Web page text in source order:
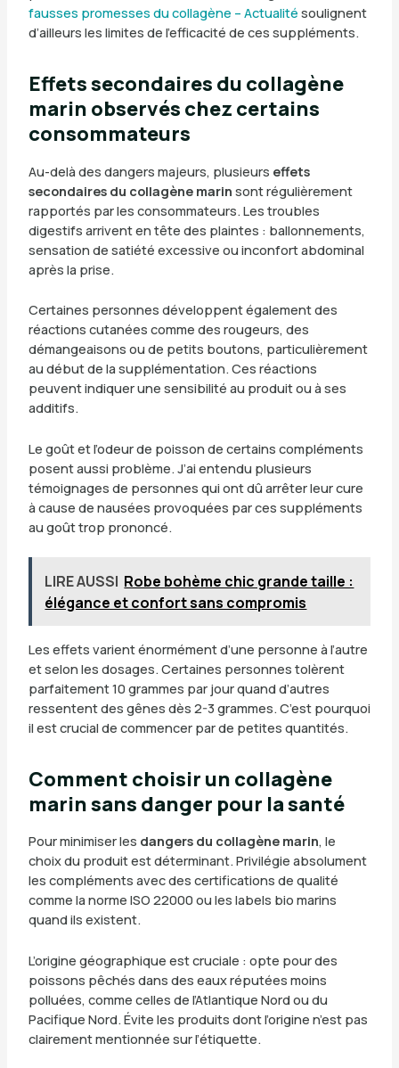
fausses promesses du collagène – Actualité soulignent
d’ailleurs les limites de l’efficacité de ces suppléments.
Effets secondaires du collagène
marin observés chez certains
consommateurs
Au-delà des dangers majeurs, plusieurs effets
secondaires du collagène marin sont régulièrement
rapportés par les consommateurs. Les troubles
digestifs arrivent en tête des plaintes : ballonnements,
sensation de satiété excessive ou inconfort abdominal
après la prise.
Certaines personnes développent également des
réactions cutanées comme des rougeurs, des
démangeaisons ou de petits boutons, particulièrement
au début de la supplémentation. Ces réactions
peuvent indiquer une sensibilité au produit ou à ses
additifs.
Le goût et l’odeur de poisson de certains compléments
posent aussi problème. J’ai entendu plusieurs
témoignages de personnes qui ont dû arrêter leur cure
à cause de nausées provoquées par ces suppléments
au goût trop prononcé.
LIRE AUSSI Robe bohème chic grande taille :
élégance et confort sans compromis
Les effets varient énormément d’une personne à l’autre
et selon les dosages. Certaines personnes tolèrent
parfaitement 10 grammes par jour quand d’autres
ressentent des gênes dès 2-3 grammes. C’est pourquoi
il est crucial de commencer par de petites quantités.
Comment choisir un collagène
marin sans danger pour la santé
Pour minimiser les dangers du collagène marin, le
choix du produit est déterminant. Privilégie absolument
les compléments avec des certifications de qualité
comme la norme ISO 22000 ou les labels bio marins
quand ils existent.
L’origine géographique est cruciale : opte pour des
poissons pêchés dans des eaux réputées moins
polluées, comme celles de l’Atlantique Nord ou du
Pacifique Nord. Évite les produits dont l’origine n’est pas
clairement mentionnée sur l’étiquette.